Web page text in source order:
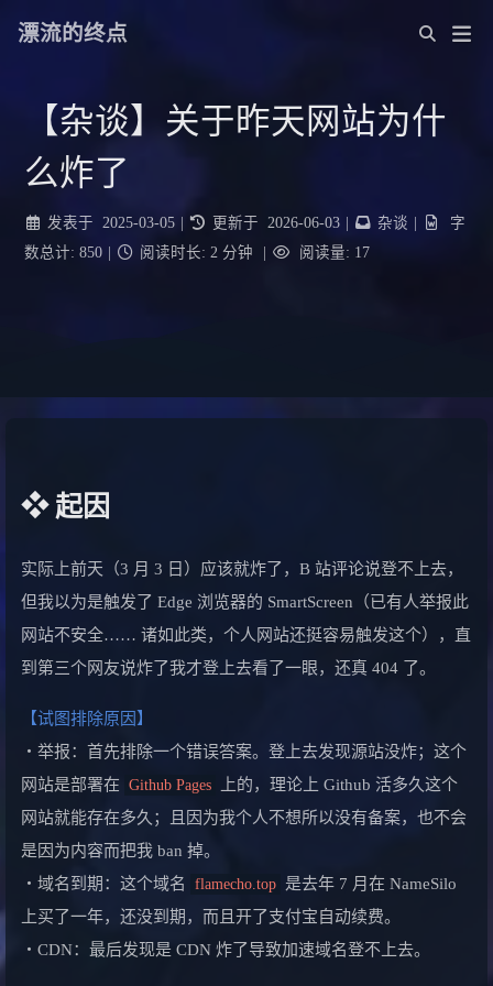
漂流的终点
【杂谈】关于昨天网站为什
么炸了
发表于 2025-03-05 更新于 2026-06-03 杂谈
字
数总计: 850 阅读时长: 2 分钟 阅读量: 17
❖ 起因
实际上前天（3 月 3 日）应该就炸了，B 站评论说登不上去，
但我以为是触发了 Edge 浏览器的 SmartScreen（已有人举报此
网站不安全…… 诸如此类，个人网站还挺容易触发这个），直
到第三个网友说炸了我才登上去看了一眼，还真 404 了。
【试图排除原因】
・举报：首先排除一个错误答案。登上去发现源站没炸；这个
网站是部署在 Github Pages
上的，理论上 Github 活多久这个
网站就能存在多久；且因为我个人不想所以没有备案，也不会
是因为内容而把我 ban 掉。
・域名到期：这个域名
flamecho.top 是去年 7 月在 NameSilo
上买了一年，还没到期，而且开了支付宝自动续费。
・CDN：最后发现是 CDN 炸了导致加速域名登不上去。